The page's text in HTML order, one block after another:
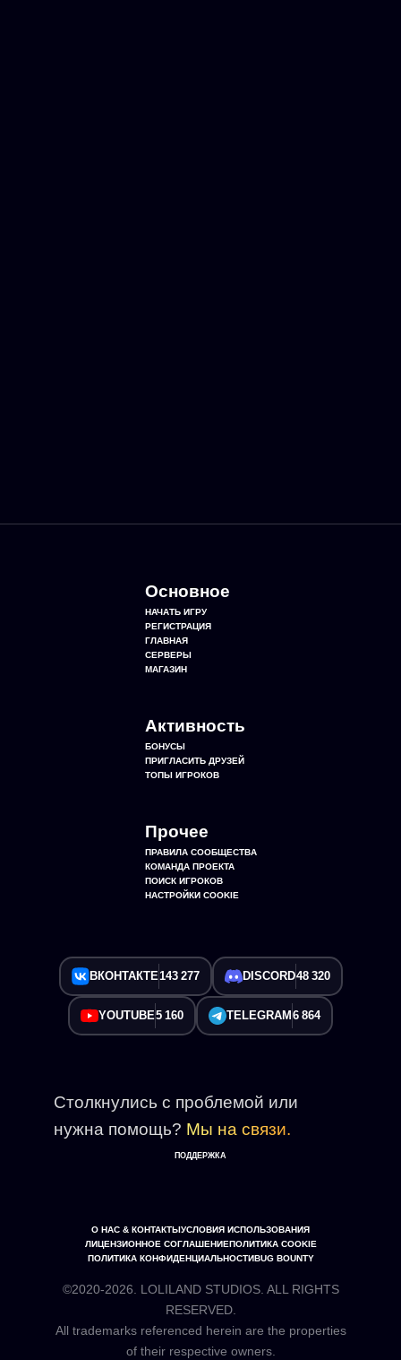
Основное
НАЧАТЬ ИГРУ
РЕГИСТРАЦИЯ
ГЛАВНАЯ
СЕРВЕРЫ
МАГАЗИН
Активность
БОНУСЫ
ПРИГЛАСИТЬ ДРУЗЕЙ
ТОПЫ ИГРОКОВ
Прочее
ПРАВИЛА СООБЩЕСТВА
КОМАНДА ПРОЕКТА
ПОИСК ИГРОКОВ
НАСТРОЙКИ COOKIE
ВКОНТАКТЕ143 277 DISCORD48 320
YOUTUBE5 160 TELEGRAM 6 864
Столкнулись с проблемой или
нужна помощь? Мы на связи.
ПОДДЕРЖКА
О НАС & КОНТАКТЫУСЛОВИЯ ИСПОЛЬЗОВАНИЯ
ЛИЦЕНЗИОННОЕ СОГЛАШЕНИЕПОЛИТИКА COOKIE
ПОЛИТИКА КОНФИДЕНЦИАЛЬНОСТИBUG BOUNTY
©2020-2026. LOLILAND STUDIOS. ALL RIGHTS
RESERVED.
All trademarks referenced herein are the properties